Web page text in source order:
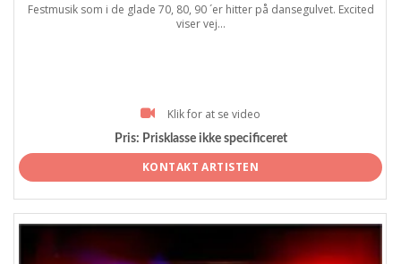
Festmusik som i de glade 70, 80, 90 ´er hitter på dansegulvet. Excited
viser vej...
Klik for at se video
Pris: Prisklasse ikke specificeret
KONTAKT ARTISTEN